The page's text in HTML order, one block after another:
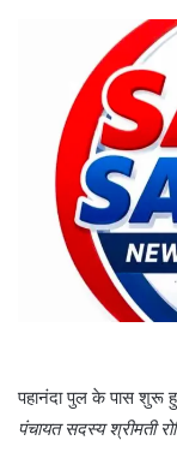
पहानंदा पुल के पास शुरू
पंचायत सदस्य श्रीमती